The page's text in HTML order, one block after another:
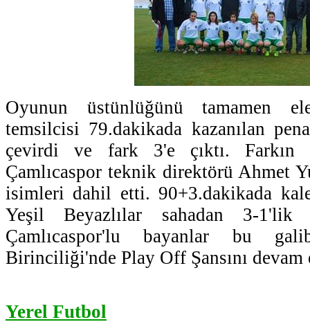
Oyunun üstünlüğünü tamamen
temsilcisi 79.dakikada kazanılan
çevirdi ve fark 3'e çıktı. Farkın
Çamlıcaspor teknik direktörü Ahmet
isimleri dahil etti. 90+3.dakikada
Yeşil Beyazlılar sahadan 3-1'lik
Çamlıcaspor'lu bayanlar bu
Birinciliği'nde Play Off Şansını
Yerel Futbol